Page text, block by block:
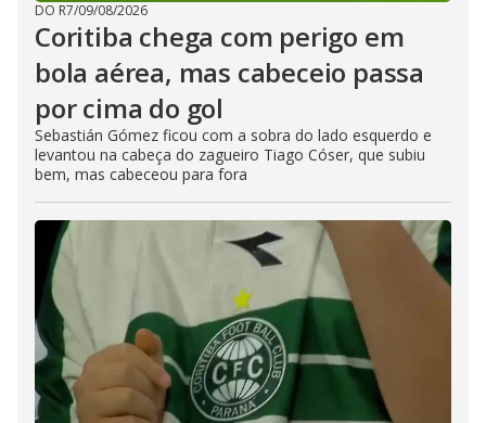
DO R7/09/08/2026
Coritiba chega com perigo em
bola aérea, mas cabeceio passa
por cima do gol
Sebastián Gómez ficou com a sobra do lado esquerdo e
levantou na cabeça do zagueiro Tiago Cóser, que subiu
bem, mas cabeceou para fora